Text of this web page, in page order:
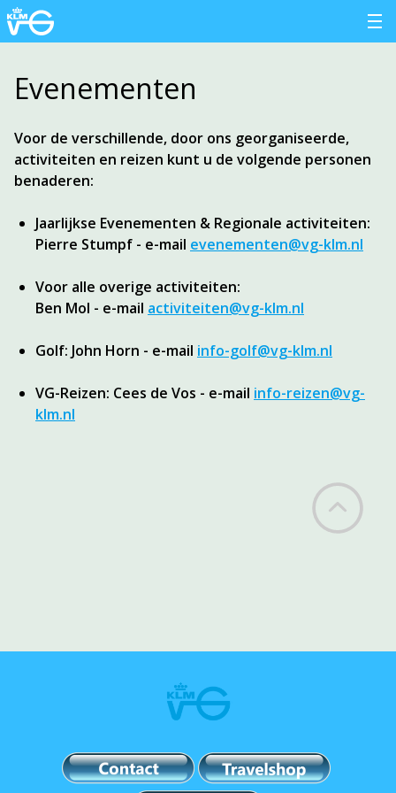
Evenementen
Voor de verschillende, door ons georganiseerde,
activiteiten en reizen kunt u de volgende personen
benaderen:
Jaarlijkse Evenementen & Regionale activiteiten:
Pierre Stumpf - e-mail evenementen@vg-klm.nl
Voor alle overige activiteiten:
Ben Mol - e-mail activiteiten@vg-klm.nl
Golf: John Horn - e-mail info-golf@vg-klm.nl
VG-Reizen: Cees de Vos - e-mail info-reizen@vg-
klm.nl